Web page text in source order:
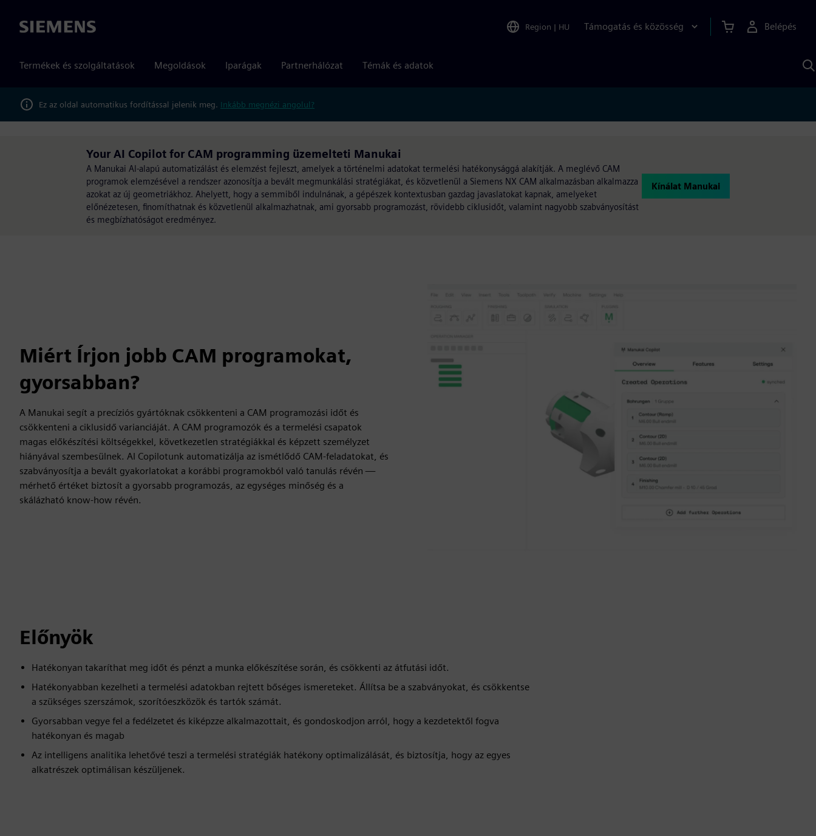
Siemens Region | HU Támogatás és közösség Belépés
Termékek és szolgáltatások Megoldások Iparágak Partnerhálózat Témák és adatok
Ez az oldal automatikus fordítással jelenik meg. Inkább megnézi angolul?
Your AI Copilot for CAM programming üzemelteti Manukai
A Manukai AI-alapú automatizálást és elemzést fejleszt, amelyek a történelmi adatokat termelési hatékonysággá alakítják. A meglévő CAM
programok elemzésével a rendszer azonosítja a bevált megmunkálási stratégiákat, és közvetlenül a Siemens NX CAM alkalmazásban alkalmazza
azokat az új geometriákhoz. Ahelyett, hogy a semmiből indulnának, a gépészek kontextusban gazdag javaslatokat kapnak, amelyeket
előnézetesen, finomíthatnak és közvetlenül alkalmazhatnak, ami gyorsabb programozást, rövidebb ciklusidőt, valamint nagyobb szabványosítást
és megbízhatóságot eredményez.
Kínálat Manukai
Miért Írjon jobb CAM programokat,
gyorsabban?
A Manukai segít a precíziós gyártóknak csökkenteni a CAM programozási időt és
csökkenteni a ciklusidő varianciáját. A CAM programozók és a termelési csapatok
magas előkészítési költségekkel, következetlen stratégiákkal és képzett személyzet
hiányával szembesülnek. AI Copilotunk automatizálja az ismétlődő CAM-feladatokat, és
szabványosítja a bevált gyakorlatokat a korábbi programokból való tanulás révén —
mérhető értéket biztosít a gyorsabb programozás, az egységes minőség és a
skálázható know-how révén.
Előnyök
Hatékonyan takaríthat meg időt és pénzt a munka előkészítése során, és csökkenti az átfutási időt.
Hatékonyabban kezelheti a termelési adatokban rejtett bőséges ismereteket. Állítsa be a szabványokat, és csökkentse
a szükséges szerszámok, szorítóeszközök és tartók számát.
Gyorsabban vegye fel a fedélzetet és kiképzze alkalmazottait, és gondoskodjon arról, hogy a kezdetektől fogva
hatékonyan és magab
Az intelligens analitika lehetővé teszi a termelési stratégiák hatékony optimalizálását, és biztosítja, hogy az egyes
alkatrészek optimálisan készüljenek.